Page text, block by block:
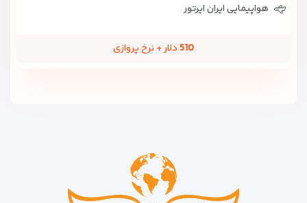
هواپیمایی ایران ایرتور
510دلار + نرخ پروازی